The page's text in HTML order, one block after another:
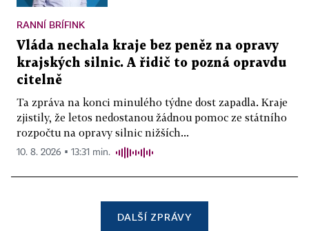
RANNÍ BRÍFINK
Vláda nechala kraje bez peněz na opravy
krajských silnic. A řidič to pozná opravdu
citelně
Ta zpráva na konci minulého týdne dost zapadla. Kraje
zjistily, že letos nedostanou žádnou pomoc ze státního
rozpočtu na opravy silnic nižších...
10. 8. 2026 ▪ 13:31 min.
DALŠÍ ZPRÁVY